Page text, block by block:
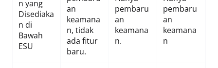
n yang
Disediaka
n di
Bawah
ESU
an
keamana
n, tidak
ada fitur
baru.
pembaru
an
keamana
n.
pembaru
an
keamana
n